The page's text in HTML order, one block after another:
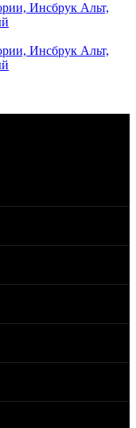
Инсбрук Альт,
Инсбрук Альт,